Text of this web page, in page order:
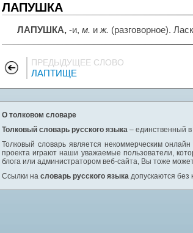
ЛАПУШКА
ЛАПУШКА, -и, м. и ж. (разговорное).
ПРЕДЫДУЩЕЕ СЛОВО
ЛАПТИЩЕ
О толковом словаре
Толковый словарь русского языка – единственный
Толковый словарь является некоммерческим
проекта играют наши уважаемые пользователи,
блога или администратором веб-сайта, Вы тоже
Ссылки на словарь русского языка допускаются без